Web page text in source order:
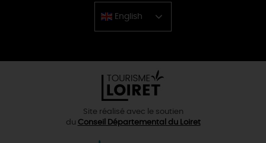
English
Chinese
Site réalisé avec le soutien
du Conseil Départemental du Loiret